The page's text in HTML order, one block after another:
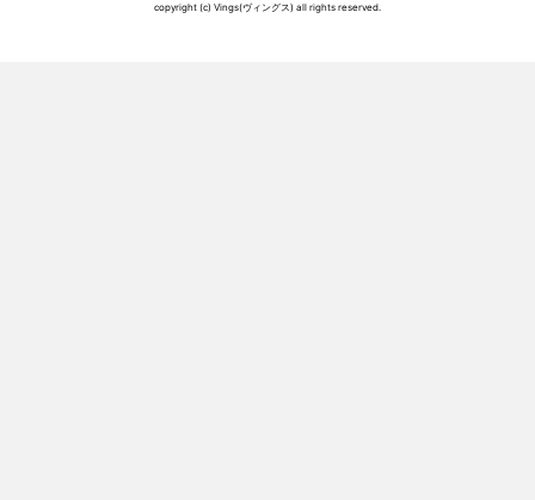
copyright (c) Vings(ヴィングス) all rights reserved.